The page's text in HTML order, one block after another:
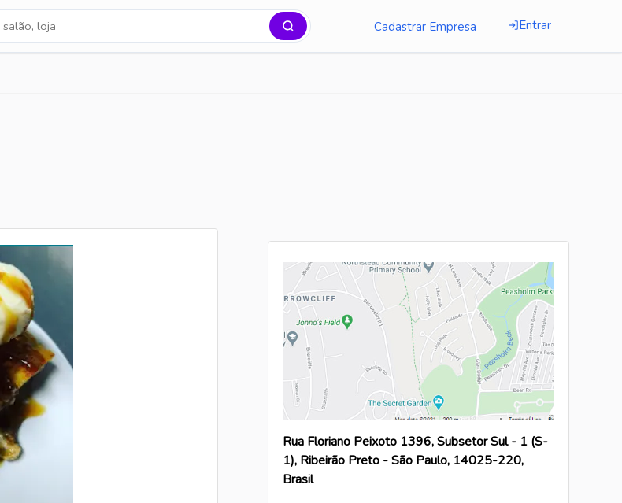
Cadastrar Empresa Entrar
Rua Floriano Peixoto 1396, Subsetor Sul - 1 (S-
1), Ribeirão Preto - São Paulo, 14025-220,
Brasil